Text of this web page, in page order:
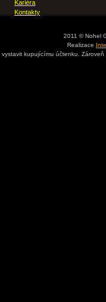
Kariéra
Kontakty
2011 © Nohel
Realizace
kupujícímu účtenku.